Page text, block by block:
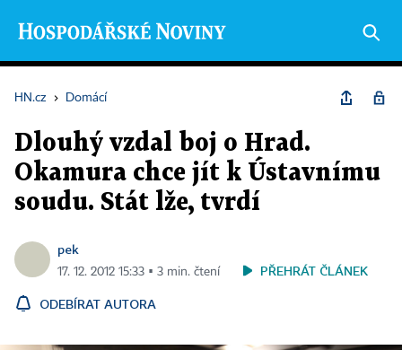
HN.cz › Domácí
Dlouhý vzdal boj o Hrad.
Okamura chce jít k Ústavnímu
soudu. Stát lže, tvrdí
pek
17. 12. 2012 15:33 ▪ 3 min. čtení PŘEHRÁT ČLÁNEK
ODEBÍRAT AUTORA